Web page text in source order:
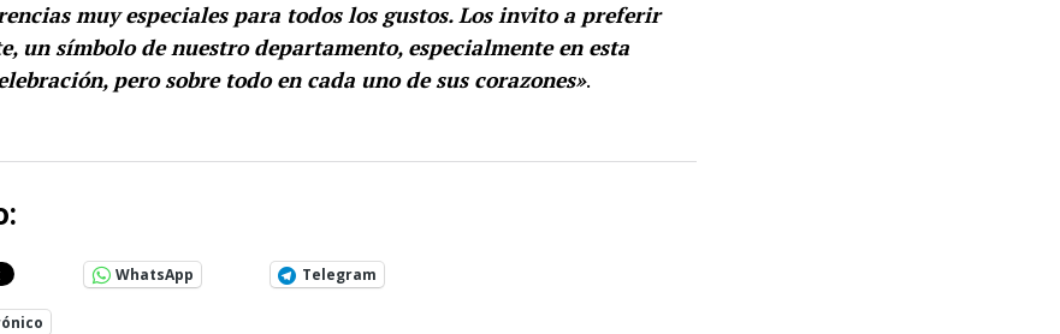
muy especiales para todos los gustos. Los invito a preferir
un símbolo de nuestro departamento, especialmente en esta
pero sobre todo en cada uno de sus corazones».
WhatsApp Telegram